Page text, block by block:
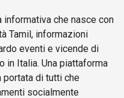
che nasce con
Tamil, informazioni
eventi e vicende di
in Italia. Una piattaforma
di tutti che
socialmente